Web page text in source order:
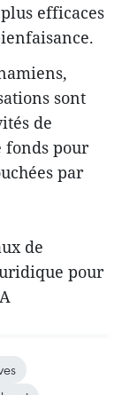
efficaces
sont
de
fonds pour
par
de
pour